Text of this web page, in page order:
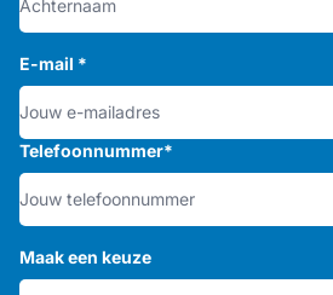
E-mail *
Telefoonnummer*
Maak een keuze